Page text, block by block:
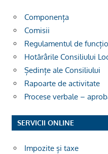
Componența
Comisii
Regulamentul de
Hotărârile Consiliului
Ședințe ale Consiliului
Rapoarte de activitate
Procese verbale –
SERVICII ONLINE
Impozite și taxe